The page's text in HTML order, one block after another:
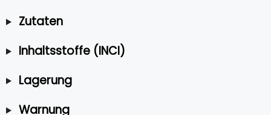
Zutaten
Inhaltsstoffe (INCI)
Lagerung
Warnung